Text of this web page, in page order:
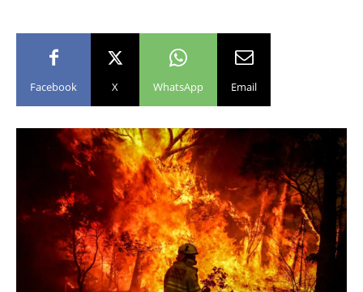
Facebook X WhatsApp Email